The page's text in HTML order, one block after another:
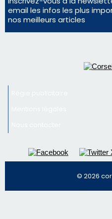
email les infos les plus
nos meilleurs articles
© 2026